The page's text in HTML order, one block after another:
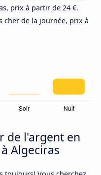
prix à partir de 24 €.
cher de la journée, prix à
de l'argent en
Algeciras